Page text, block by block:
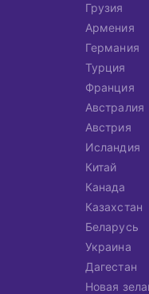
Грузия
Армения
Германия
Турция
Франция
Австралия
Австрия
Исландия
Китай
Канада
Казахстан
Беларусь
Украина
Дагестан
Новая